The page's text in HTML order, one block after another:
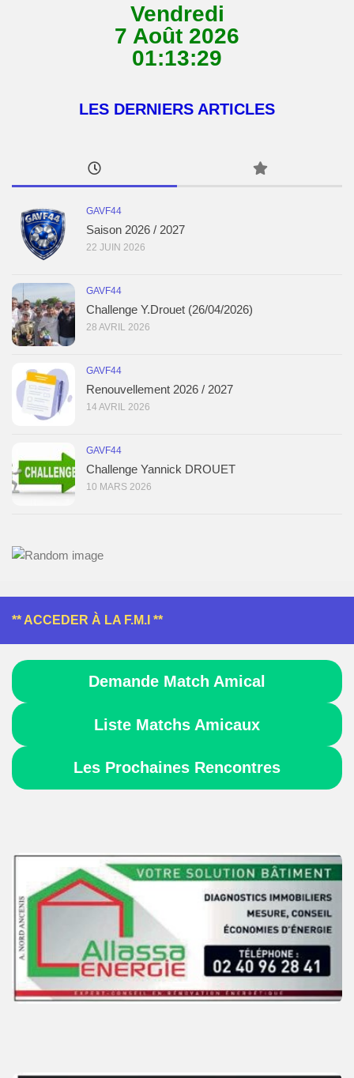
Vendredi
7 Août 2026
01:13:29
LES DERNIERS ARTICLES
GAVF44
Saison 2026 / 2027
22 JUIN 2026
GAVF44
Challenge Y.Drouet (26/04/2026)
28 AVRIL 2026
GAVF44
Renouvellement 2026 / 2027
14 AVRIL 2026
GAVF44
Challenge Yannick DROUET
10 MARS 2026
** ACCEDER À LA F.M.I **
Demande Match Amical
Liste Matchs Amicaux
Les Prochaines Rencontres